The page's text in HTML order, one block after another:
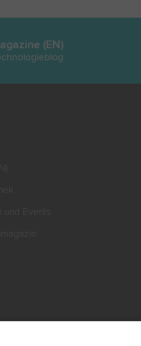
(EN)
Events